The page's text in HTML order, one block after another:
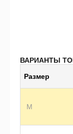
ВАРИАНТЫ
Размер
M